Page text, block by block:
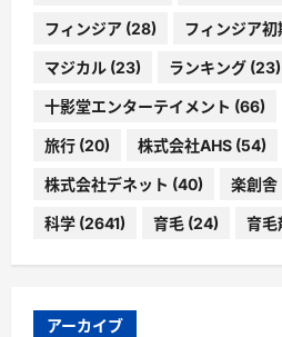
フィンジア (28) フィンジア初
マジカル (23) ランキング (23)
十影堂エンターテイメント (66)
旅行 (20) 株式会社AHS (54)
株式会社デネット (40) 楽創舎
科学 (2641) 育毛 (24) 育毛
アーカイブ